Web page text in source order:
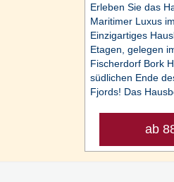
Erleben Sie das
Maritimer Luxus
Einzigartiges
Etagen, gelegen
Fischerdorf Bork
südlichen Ende
Fjords! Das
ab